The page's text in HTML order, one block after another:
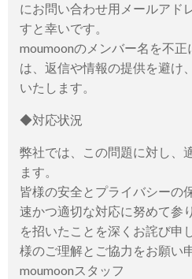
にお問い合わせ用メールアド
すと幸いです。
moumoonのメンバー名を不
は、返信や情報の提供を避け
いたします。
◆対応状況
弊社では、この問題に対し、
ます。
皆様の安全とプライバシーの
速かつ適切な対応に努めて参
を招いたことを深くお詫び申
様のご理解とご協力をお願い
moumoonスタッフ